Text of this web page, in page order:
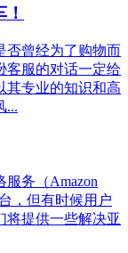
否曾经为了购物而
客服的对话一定给
其专业的知识和高
...
务（Amazon
，但有时候用户
将提供一些解决亚